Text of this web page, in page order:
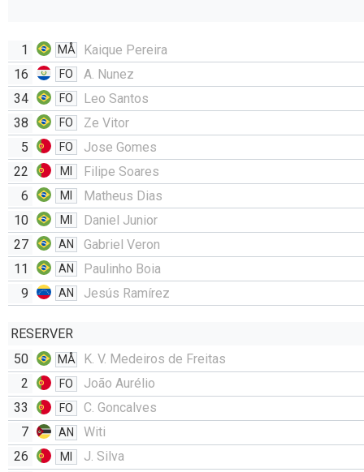
1 MÅ
Kaique Pereira
16
FO
A. Nunez
34
FO
Leo Santos
38
FO
Ze Vitor
5
FO
Jose Gomes
22
MI
Filipe Soares
6
MI
Matheus Dias
10
MI
Daniel Junior
27
AN
Gabriel Veron
11
AN
Paulinho Boia
9
AN Jesús Ramírez
RESERVER
50
MÅ
K. V. Medeiros de Freitas
2
FO
João Aurélio
33
FO
C. Goncalves
7
AN
Witi
26
MI
J. Silva